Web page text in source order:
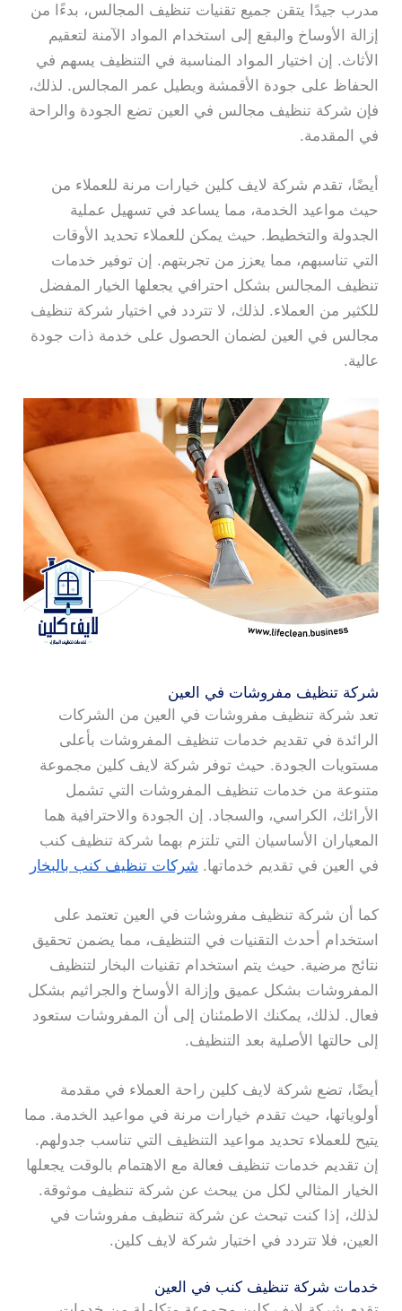
مدرب جيدًا يتقن جميع تقنيات تنظيف المجالس، بدءًا من
إزالة الأوساخ والبقع إلى استخدام المواد الآمنة لتعقيم
الأثاث. إن اختيار المواد المناسبة في التنظيف يسهم في
الحفاظ على جودة الأقمشة ويطيل عمر المجالس. لذلك،
فإن شركة تنظيف مجالس في العين تضع الجودة والراحة
في المقدمة.
أيضًا، تقدم شركة لايف كلين خيارات مرنة للعملاء من
حيث مواعيد الخدمة، مما يساعد في تسهيل عملية
الجدولة والتخطيط. حيث يمكن للعملاء تحديد الأوقات
التي تناسبهم، مما يعزز من تجربتهم. إن توفير خدمات
تنظيف المجالس بشكل احترافي يجعلها الخيار المفضل
للكثير من العملاء. لذلك، لا تتردد في اختيار شركة تنظيف
مجالس في العين لضمان الحصول على خدمة ذات جودة
عالية.
شركة تنظيف مفروشات في العين
تعد شركة تنظيف مفروشات في العين من الشركات
الرائدة في تقديم خدمات تنظيف المفروشات بأعلى
مستويات الجودة. حيث توفر شركة لايف كلين مجموعة
متنوعة من خدمات تنظيف المفروشات التي تشمل
الأرائك، الكراسي، والسجاد. إن الجودة والاحترافية هما
المعياران الأساسيان التي تلتزم بهما شركة تنظيف كنب
في العين في تقديم خدماتها. شركات تنظيف كنب بالبخار
كما أن شركة تنظيف مفروشات في العين تعتمد على
استخدام أحدث التقنيات في التنظيف، مما يضمن تحقيق
نتائج مرضية. حيث يتم استخدام تقنيات البخار لتنظيف
المفروشات بشكل عميق وإزالة الأوساخ والجراثيم بشكل
فعال. لذلك، يمكنك الاطمئنان إلى أن المفروشات ستعود
إلى حالتها الأصلية بعد التنظيف.
أيضًا، تضع شركة لايف كلين راحة العملاء في مقدمة
أولوياتها، حيث تقدم خيارات مرنة في مواعيد الخدمة. مما
يتيح للعملاء تحديد مواعيد التنظيف التي تناسب جدولهم.
إن تقديم خدمات تنظيف فعالة مع الاهتمام بالوقت يجعلها
الخيار المثالي لكل من يبحث عن شركة تنظيف موثوقة.
لذلك، إذا كنت تبحث عن شركة تنظيف مفروشات في
العين، فلا تتردد في اختيار شركة لايف كلين.
خدمات شركة تنظيف كنب في العين